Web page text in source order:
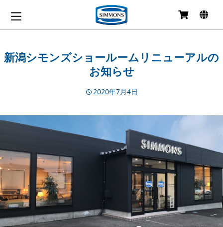
ン
ツ
新潟シモンズショールームリニューアルの
お知らせ
2020年7月4日